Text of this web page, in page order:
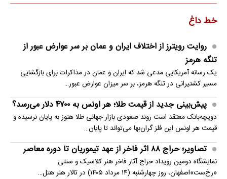
خط داغ
روایت رویترز از اختلاف ایران و عمان بر سر عوارض عبور از
تنگه هرمز
یک رسانه آمریکایی مدعی شد که ایران و عمان در مذاکرات برای بازگشایی
مسیر کشتیرانی در تنگه هرمز، بر سر میزان عوارض عبور…
پیش‌بینی جدید از قیمت طلا؛ هر اونس به ۴۷۰۰ دلار می‌رسد؟
دویچه‌بانک معتقد است روند صعودی بازار جهانی طلا هنوز به پایان نرسیده و
قیمت هر اونس این فلز گران‌بها می‌تواند تا پایان…
تصاویر؛ حراج ۸۸ اثر فاخر از عهد تیموریان تا دوره معاصر
نمایشگاه دومین رویداد حراج آثار فاخر هنر کلاسیک و سنتی
«رخ‌ست»اصفهان، روز چهارشنبه (۱۴ مرداد ۱۴۰۵) در تالار هنر هتل…